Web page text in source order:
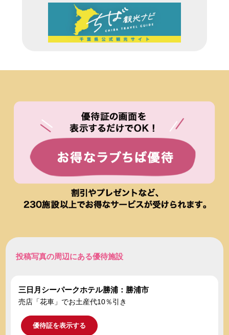
投稿写真の周辺にある優待施設
三日月シーパークホテル勝浦：勝浦市
売店「花車」でお土産代10％引き
優待証を表示する